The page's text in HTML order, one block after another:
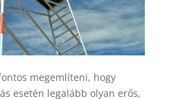
megemlíteni, hogy
esetén legalább olyan erős,